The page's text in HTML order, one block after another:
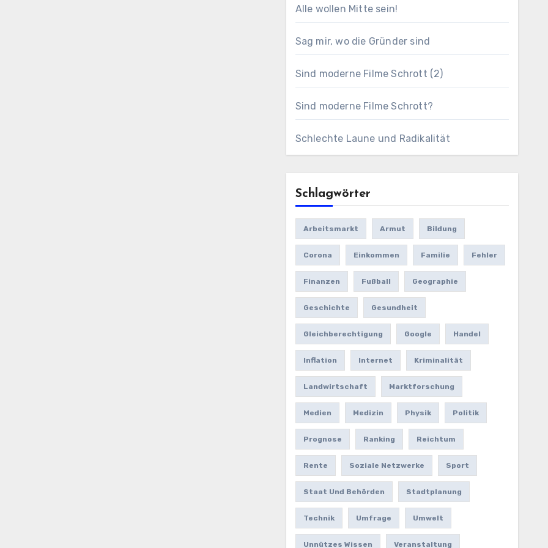
Alle wollen Mitte sein!
Sag mir, wo die Gründer sind
Sind moderne Filme Schrott (2)
Sind moderne Filme Schrott?
Schlechte Laune und Radikalität
Schlagwörter
Arbeitsmarkt Armut Bildung
Corona Einkommen Familie Fehler
Finanzen Fußball Geographie
Geschichte Gesundheit
Gleichberechtigung Google Handel
Inflation Internet Kriminalität
Landwirtschaft Marktforschung
Medien Medizin Physik Politik
Prognose Ranking Reichtum
Rente Soziale Netzwerke Sport
Staat Und Behörden Stadtplanung
Technik Umfrage Umwelt
Unnützes Wissen Veranstaltung